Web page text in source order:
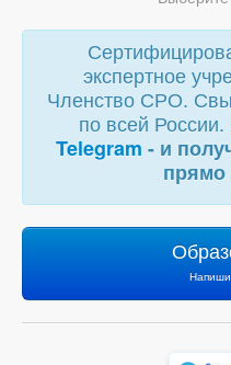
экспертное
Членство СРО.
по всей России.
Telegram - и
прямо